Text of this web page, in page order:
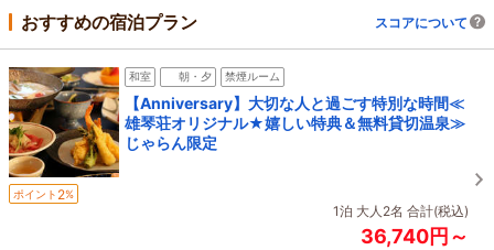
おすすめの宿泊プラン スコアについて
和室 朝・夕 禁煙ルーム
【Anniversary】大切な人と過ごす特別な時間≪
雄琴荘オリジナル★嬉しい特典＆無料貸切温泉≫
じゃらん限定
ポイント 2%
1泊 大人2名 合計(税込)
36,740円～